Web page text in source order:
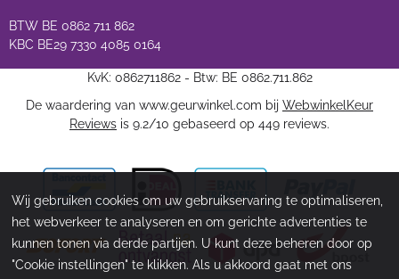
BTW BE 0862 711 862
KBC BE29 7330 4085 0164
KvK: 0862711862 - Btw: BE 0862.711.862
De waardering van www.geurwinkel.com bij WebwinkelKeur
Reviews is 9.2/10 gebaseerd op 449 reviews.
Wij gebruiken cookies om uw gebruikservaring te optimaliseren,
het webverkeer te analyseren en om gerichte advertenties te
kunnen tonen via derde partijen. U kunt deze beheren door op
"Cookie instellingen" te klikken. Als u akkoord gaat met ons